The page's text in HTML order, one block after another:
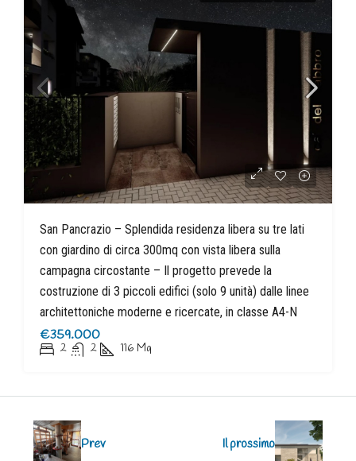
San Pancrazio – Splendida residenza libera su tre lati
con giardino di circa 300mq con vista libera sulla
campagna circostante – Il progetto prevede la
costruzione di 3 piccoli edifici (solo 9 unità) dalle linee
architettoniche moderne e ricercate, in classe A4-N
€359.000
2 2 116 Mq
Prev Il prossimo